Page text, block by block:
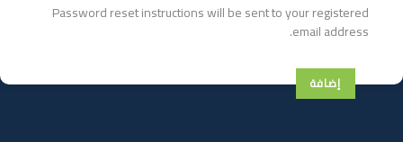
Password reset instructions will be sent to your registered
email address.